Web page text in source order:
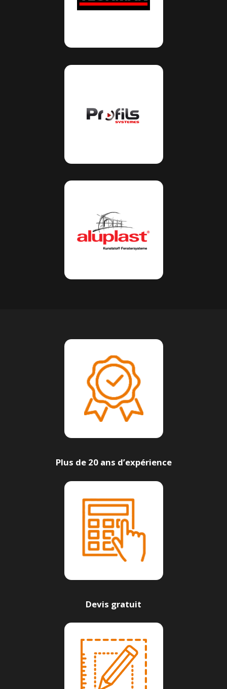
Plus de 20 ans d’expérience
Devis gratuit